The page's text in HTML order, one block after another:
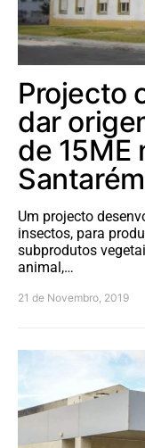
Projecto
dar
de 15ME
Santarém
Um projecto
insectos, para
subprodutos
animal,…
21 de Novembro, 2019